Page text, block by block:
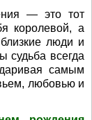
— это тот
королевой, а
люди и
судьба всегда
самым
любовью и